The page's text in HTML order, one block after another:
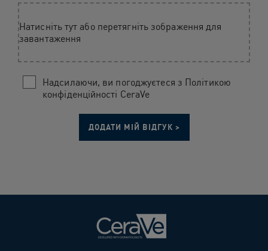
Натисніть тут або перетягніть зображення для
завантаження
Надсилаючи, ви погоджуєтеся з Політикою
конфіденційності CeraVe